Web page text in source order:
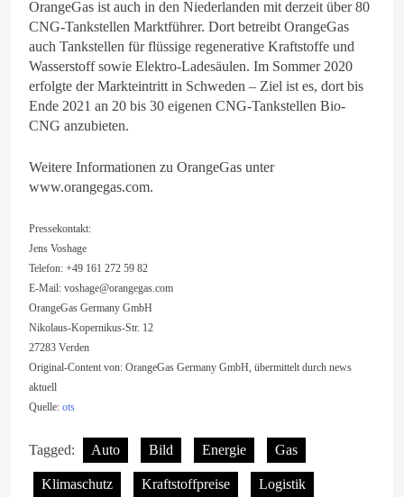
OrangeGas ist auch in den Niederlanden mit derzeit über 80
CNG-Tankstellen Marktführer. Dort betreibt OrangeGas
auch Tankstellen für flüssige regenerative Kraftstoffe und
Wasserstoff sowie Elektro-Ladesäulen. Im Sommer 2020
erfolgte der Markteintritt in Schweden – Ziel ist es, dort bis
Ende 2021 an 20 bis 30 eigenen CNG-Tankstellen Bio-
CNG anzubieten.
Weitere Informationen zu OrangeGas unter
www.orangegas.com.
Pressekontakt:
Jens Voshage
Telefon: +49 161 272 59 82
E-Mail: voshage@orangegas.com
OrangeGas Germany GmbH
Nikolaus-Kopernikus-Str. 12
27283 Verden
Original-Content von: OrangeGas Germany GmbH, übermittelt durch news
aktuell
Quelle: ots
Tagged: Auto Bild Energie Gas
Klimaschutz Kraftstoffpreise Logistik